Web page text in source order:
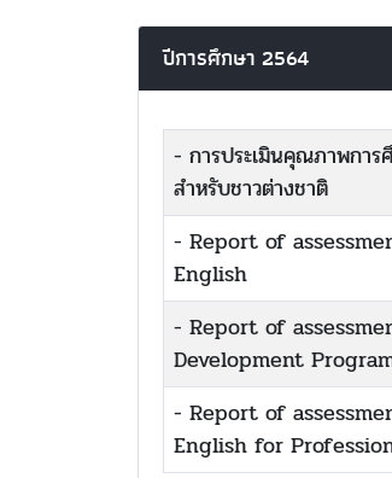
ปีการศึกษา 2564
- การประเมินคุณภาพกา
สำหรับชาวต่างชาติ
- Report of
English
- Report of
Development
- Report of
English for